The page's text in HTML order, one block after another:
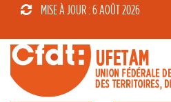
MISE À JOUR : 6 AOÛT 2026